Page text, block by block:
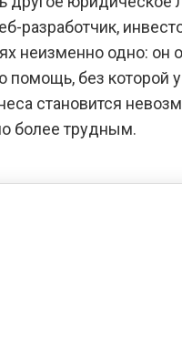
разработчик,
неизменно одно: он
помощь, без которой
становится
более трудным.